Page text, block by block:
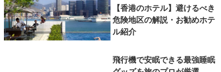
【香港のホテル】避けるべき
危険地区の解説・お勧めホテ
ル紹介
飛行機で安眠できる最強睡眠